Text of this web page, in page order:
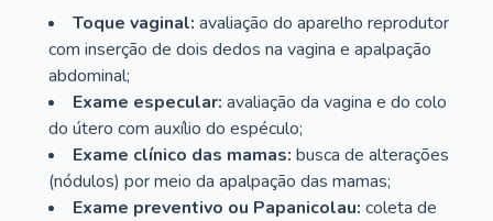
Toque vaginal: avaliação do aparelho reprodutor
com inserção de dois dedos na vagina e apalpação
abdominal;
Exame especular: avaliação da vagina e do colo
do útero com auxílio do espéculo;
Exame clínico das mamas: busca de alterações
(nódulos) por meio da apalpação das mamas;
Exame preventivo ou Papanicolau: coleta de